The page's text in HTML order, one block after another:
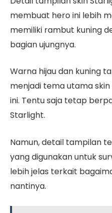
membuat hero ini lebih
memiliki rambut kuning
bagian ujungnya.
Warna hijau dan kuning
menjadi tema utama
ini. Tentu saja tetap
Starlight.
Namun, detail tampilan
yang digunakan untuk
lebih jelas terkait
nantinya.